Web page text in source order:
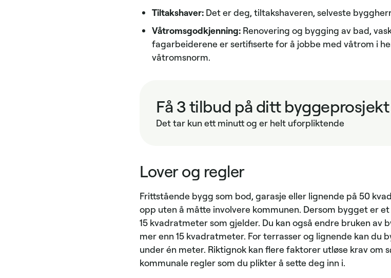
Tiltakshaver: Det er deg, tiltakshaveren, selveste
Våtromsgodkjenning: Renovering og bygging av bad,
fagarbeiderene er sertifiserte for å jobbe med våtrom i
våtromsnorm.
Få 3 tilbud på ditt byggeprosjekt
Det tar kun ett minutt og er helt uforpliktende
Lover og regler
Frittstående bygg som bod, garasje eller lignende på 50
opp uten å måtte involvere kommunen. Dersom bygget er
15 kvadratmeter som gjelder. Du kan også endre bruken av
mer enn 15 kvadratmeter. For terrasser og lignende kan du
under én meter. Riktignok kan flere faktorer utløse krav om
kommunale regler som du plikter å sette deg inn i.